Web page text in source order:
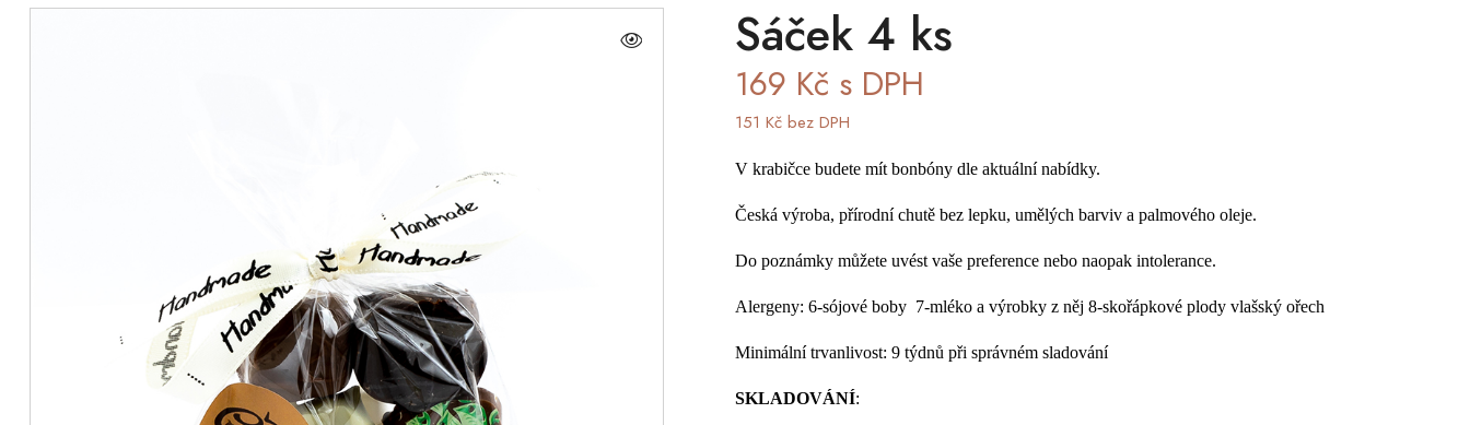
Sáček 4 ks
169 Kč s DPH
151 Kč bez DPH
V krabičce budete mít bonbóny dle aktuální nabídky.
Česká výroba, přírodní chutě bez lepku, umělých barviv a palmového oleje.
Do poznámky můžete uvést vaše preference nebo naopak intolerance.
Alergeny: 6-sójové boby 7-mléko a výrobky z něj 8-skořápkové plody vlašský ořech
Minimální trvanlivost: 9 týdnů při správném sladování
SKLADOVÁNÍ: